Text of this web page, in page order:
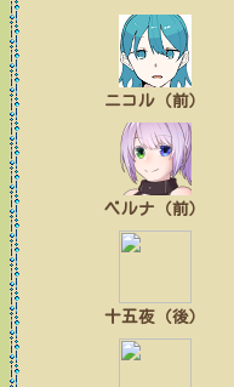
ニコル（前）
ベルナ（前）
十五夜（後）